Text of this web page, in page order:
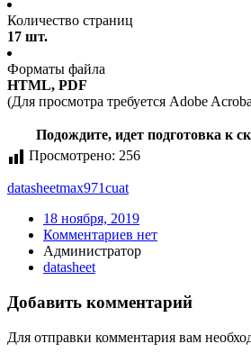
Количество страниц
17 шт.
Форматы файла
HTML, PDF
(Для просмотра требуется Adobe
Подождите, идет подготовка к
Просмотрено: 256
datasheetmax971cuat
18 ноября, 2019
Комментариев нет
Администратор
datasheet
Добавить комментарий
Для отправки комментария вам